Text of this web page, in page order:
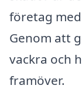
företag
Genom att
vackra och
framöver.